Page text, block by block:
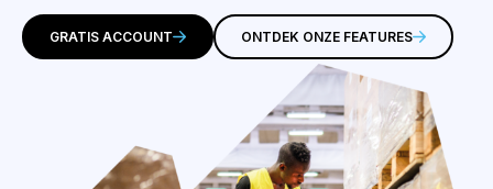
GRATIS ACCOUNT ONTDEK ONZE FEATURES